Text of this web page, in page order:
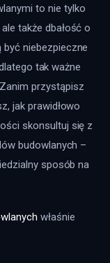
to nie tylko
także dbałość o
niebezpieczne
tak ważne
przystąpisz
jak prawidłowo
skonsultuj się z
budowlanych –
sposób na
właśnie